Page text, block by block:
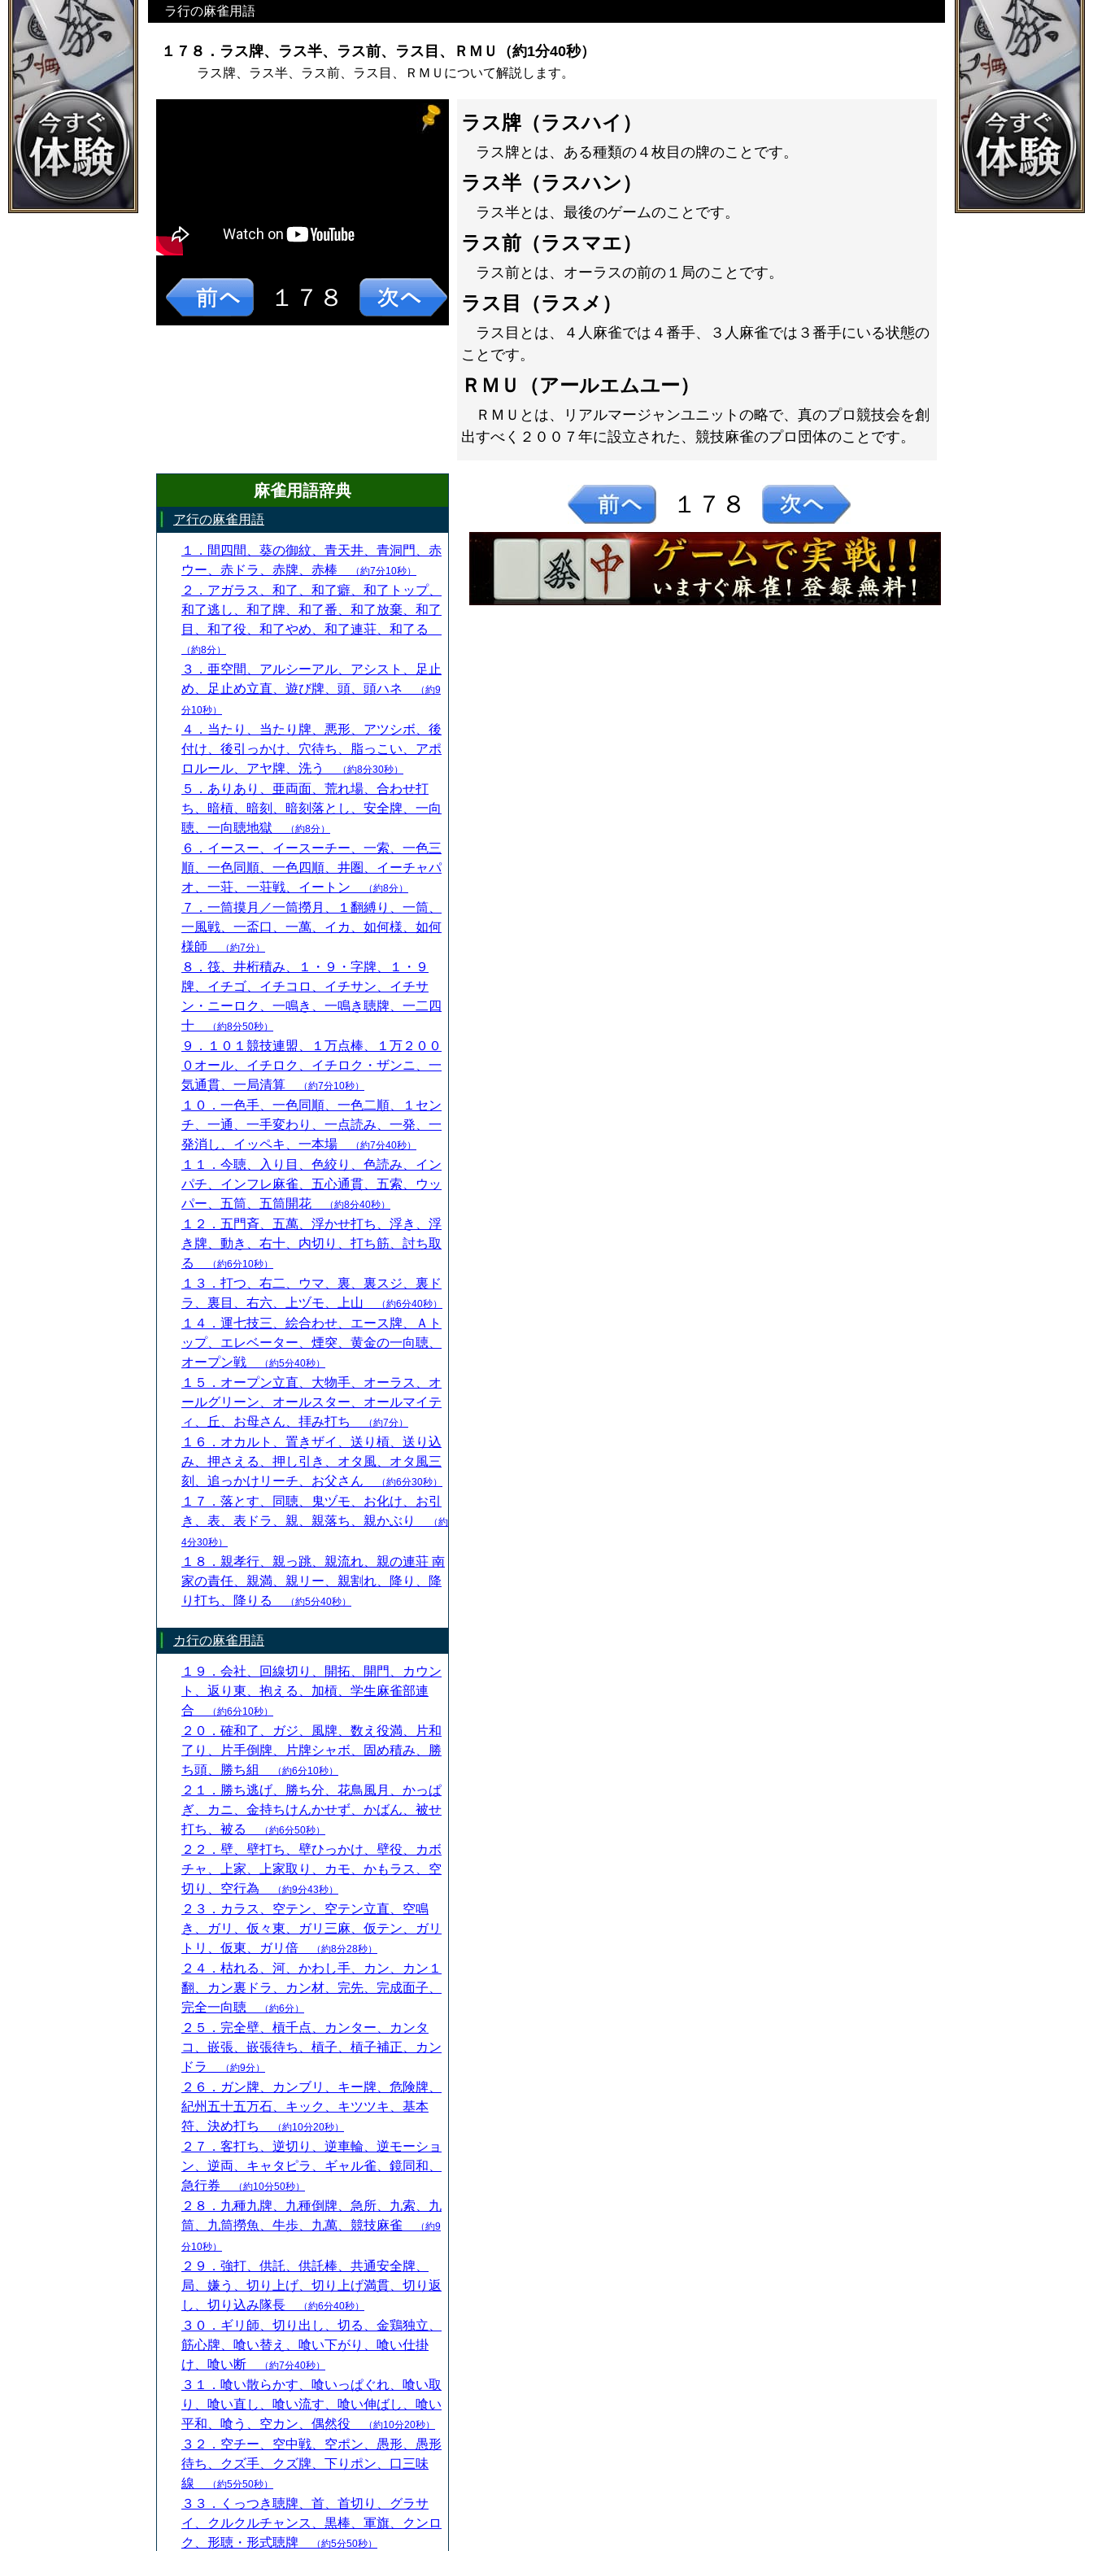
ラ行の麻雀用語
１７８．ラス牌、ラス半、ラス前、ラス目、ＲＭＵ（約1分40秒）
ラス牌、ラス半、ラス前、ラス目、ＲＭＵについて解説します。
１７８
麻雀用語辞典
ア行の麻雀用語
１．間四間、葵の御紋、青天井、青洞門、赤
ウー、赤ドラ、赤牌、赤棒
（約7分10秒）
２．アガラス、和了、和了癖、和了トップ、
和了逃し、和了牌、和了番、和了放棄、和了
目、和了役、和了やめ、和了連荘、和了る
（約8分）
３．亜空間、アルシーアル、アシスト、足止
め、足止め立直、遊び牌、頭、頭ハネ
（約9
分10秒）
４．当たり、当たり牌、悪形、アツシボ、後
付け、後引っかけ、穴待ち、脂っこい、アポ
ロルール、アヤ牌、洗う
（約8分30秒）
５．ありあり、亜両面、荒れ場、合わせ打
ち、暗槓、暗刻、暗刻落とし、安全牌、一向
聴、一向聴地獄
（約8分）
６．イースー、イースーチー、一索、一色三
順、一色同順、一色四順、井圏、イーチャパ
オ、一荘、一荘戦、イートン
（約8分）
７．一筒摸月／一筒撈月、１翻縛り、一筒、
一風戦、一盃口、一萬、イカ、如何様、如何
様師
（約7分）
８．筏、井桁積み、１・９・字牌、１・９
牌、イチゴ、イチコロ、イチサン、イチサ
ン・ニーロク、一鳴き、一鳴き聴牌、一二四
十
（約8分50秒）
９．１０１競技連盟、１万点棒、１万２００
０オール、イチロク、イチロク・ザンニ、一
気通貫、一局清算
（約7分10秒）
１０．一色手、一色同順、一色二順、１セン
チ、一通、一手変わり、一点読み、一発、一
発消し、イッペキ、一本場
（約7分40秒）
１１．今聴、入り目、色絞り、色読み、イン
パチ、インフレ麻雀、五心通貫、五索、ウッ
パー、五筒、五筒開花
（約8分40秒）
１２．五門斉、五萬、浮かせ打ち、浮き、浮
き牌、動き、右十、内切り、打ち筋、討ち取
る
（約6分10秒）
１３．打つ、右二、ウマ、裏、裏スジ、裏ド
ラ、裏目、右六、上ヅモ、上山
（約6分40秒）
１４．運七技三、絵合わせ、エース牌、Ａト
ップ、エレベーター、煙突、黄金の一向聴、
オープン戦
（約5分40秒）
１５．オープン立直、大物手、オーラス、オ
ールグリーン、オールスター、オールマイテ
ィ、丘、お母さん、拝み打ち
（約7分）
１６．オカルト、置きザイ、送り槓、送り込
み、押さえる、押し引き、オタ風、オタ風三
刻、追っかけリーチ、お父さん
（約6分30秒）
１７．落とす、同聴、鬼ヅモ、お化け、お引
き、表、表ドラ、親、親落ち、親かぶり
（約
4分30秒）
１８．親孝行、親っ跳、親流れ、親の連荘 南
家の責任、親満、親リー、親割れ、降り、降
り打ち、降りる
（約5分40秒）
カ行の麻雀用語
１９．会社、回線切り、開拓、開門、カウン
ト、返り東、抱える、加槓、学生麻雀部連
合
（約6分10秒）
２０．確和了、ガジ、風牌、数え役満、片和
了り、片手倒牌、片牌シャボ、固め積み、勝
ち頭、勝ち組
（約6分10秒）
２１．勝ち逃げ、勝ち分、花鳥風月、かっぱ
ぎ、カニ、金持ちけんかせず、かばん、被せ
打ち、被る
（約6分50秒）
２２．壁、壁打ち、壁ひっかけ、壁役、カボ
チャ、上家、上家取り、カモ、かもラス、空
切り、空行為
（約9分43秒）
２３．カラス、空テン、空テン立直、空鳴
き、ガリ、仮々東、ガリ三麻、仮テン、ガリ
トリ、仮東、ガリ倍
（約8分28秒）
２４．枯れる、河、かわし手、カン、カン１
翻、カン裏ドラ、カン材、完先、完成面子、
完全一向聴
（約6分）
２５．完全壁、槓千点、カンター、カンタ
コ、嵌張、嵌張待ち、槓子、槓子補正、カン
ドラ
（約9分）
２６．ガン牌、カンブリ、キー牌、危険牌、
紀州五十五万石、キック、キツツキ、基本
符、決め打ち
（約10分20秒）
２７．客打ち、逆切り、逆車輪、逆モーショ
ン、逆両、キャタピラ、ギャル雀、鏡同和、
急行券
（約10分50秒）
２８．九種九牌、九種倒牌、急所、九索、九
筒、九筒撈魚、牛歩、九萬、競技麻雀
（約9
分10秒）
２９．強打、供託、供託棒、共通安全牌、
局、嫌う、切り上げ、切り上げ満貫、切り返
し、切り込み隊長
（約6分40秒）
３０．ギリ師、切り出し、切る、金鶏独立、
筋心牌、喰い替え、喰い下がり、喰い仕掛
け、喰い断
（約7分40秒）
３１．喰い散らかす、喰いっぱぐれ、喰い取
り、喰い直し、喰い流す、喰い伸ばし、喰い
平和、喰う、空カン、偶然役
（約10分20秒）
３２．空チー、空中戦、空ポン、愚形、愚形
待ち、クズ手、クズ牌、下りポン、口三味
線
（約5分50秒）
３３．くっつき聴牌、首、首切り、グラサ
イ、クルクルチャンス、黒棒、軍旗、クンロ
ク、形聴・形式聴牌
（約5分50秒）
ラス牌（ラスハイ）
ラス牌とは、ある種類の４枚目の牌のことです。
ラス半（ラスハン）
ラス半とは、最後のゲームのことです。
ラス前（ラスマエ）
ラス前とは、オーラスの前の１局のことです。
ラス目（ラスメ）
ラス目とは、４人麻雀では４番手、３人麻雀では３番手にいる状態の
ことです。
ＲＭＵ（アールエムユー）
ＲＭＵとは、リアルマージャンユニットの略で、真のプロ競技会を創
出すべく２００７年に設立された、競技麻雀のプロ団体のことです。
１７８